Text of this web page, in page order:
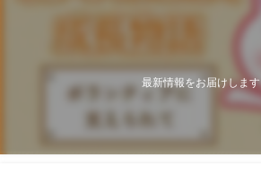
最新情報をお届けします